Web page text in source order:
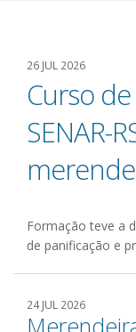
26 JUL 2026
Curso
SENAR-
Formação teve a
de panificação e
24 JUL 2026